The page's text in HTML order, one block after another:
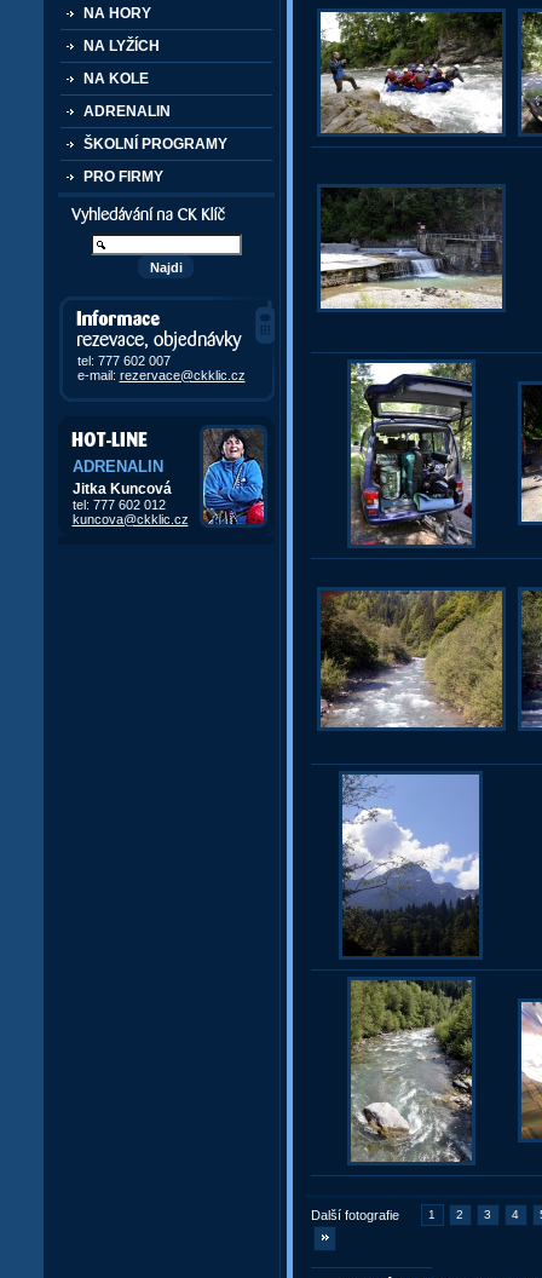
NA HORY
NA LYŽÍCH
NA KOLE
ADRENALIN
ŠKOLNÍ PROGRAMY
PRO FIRMY
Vyhledávání kurzů a akcí
Informace, rezervace,
objedávky
tel: 777 602 007
e-mail: rezervace@ckklic.cz
ADRENALIN
Jitka Kuncová
tel: 777 602 012
kuncova@ckklic.cz
Další fotografie 1 2 3 4